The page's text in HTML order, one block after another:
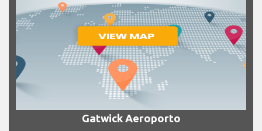
Gatwick Aeroporto